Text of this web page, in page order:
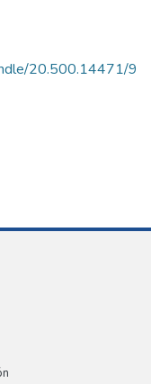
20.500.14471/9